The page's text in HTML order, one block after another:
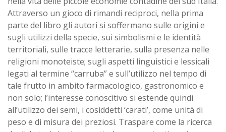
Attraverso un gioco di rimandi reciproci, nella prima
parte del libro gli autori si soffermano sulle origini e
sugli utilizzi della specie, sui simbolismi e le identità
territoriali, sulle tracce letterarie, sulla presenza nelle
religioni monoteiste; sugli aspetti linguistici e lessicali
legati al termine “carruba” e sull’utilizzo nel tempo di
tale frutto in ambito farmacologico, gastronomico e
non solo; l’interesse conoscitivo si estende quindi
all’utilizzo dei semi, i cosiddetti ‘carati’, come unità di
peso e di misura dei preziosi. Traspare come la ricerca